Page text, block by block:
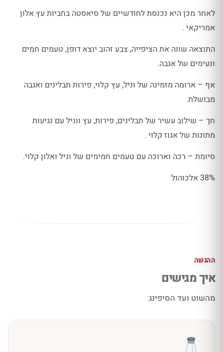
לאחר מכן היא נכנסת לחודשיים של סיאסטה בחביות עץ אלון
אמריקאי .
התוצאה שווה את הציפייה, צבע זהוב יוצא דופן, טעמים חמים
ונעימים של אגבה.
אף – ארומה מזמינה של וניל, עץ קלוי, פירות תבלינים ואגבה
מבושלת.
חך – שילוב עשיר של תבלינים, פירות, עץ ווניל עם נגיעות
מתונות של אגוז קלוי .
סיומת – רכה וארוכה עם טעמים חמימים של וניל ואלון קלוי.
38% אלכוהול
ההגשה
איך מגישים
מהשוט ועד הסיפינג: